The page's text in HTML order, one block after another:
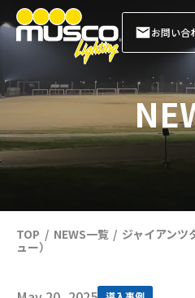
お問い合
TOP NEWS一覧
ジャイアンツ
ュー）